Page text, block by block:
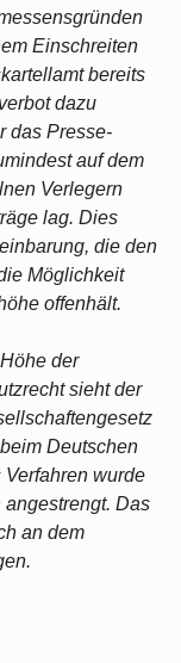
Einschreiten
bereits
dazu
das Presse-
auf dem
Verlegern
lag. Dies
die den
Möglichkeit
offenhält.
der
sieht der
Deutschen
wurde
Das
an dem